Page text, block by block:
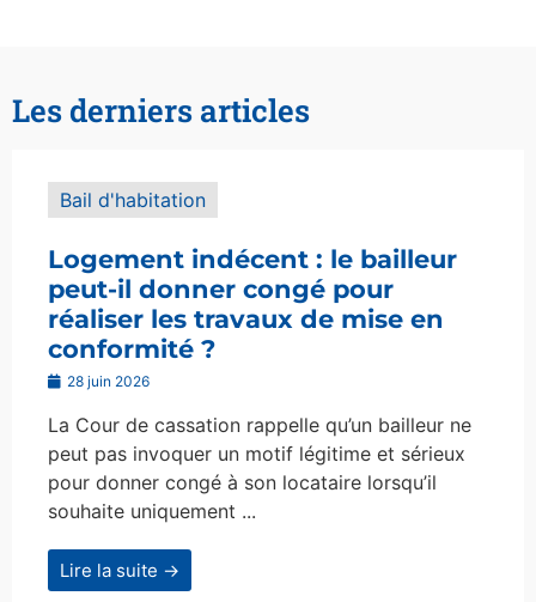
Les derniers articles
Bail d'habitation
Logement indécent : le bailleur
peut-il donner congé pour
réaliser les travaux de mise en
conformité ?
28 juin 2026
La Cour de cassation rappelle qu’un bailleur ne
peut pas invoquer un motif légitime et sérieux
pour donner congé à son locataire lorsqu’il
souhaite uniquement ...
Lire la suite →